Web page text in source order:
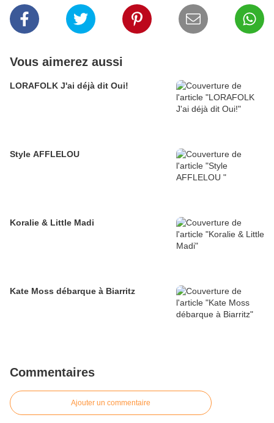
Vous aimerez aussi
LORAFOLK J'ai déjà dit Oui!
Style AFFLELOU
Koralie & Little Madi
Kate Moss débarque à Biarritz
Commentaires
Ajouter un commentaire